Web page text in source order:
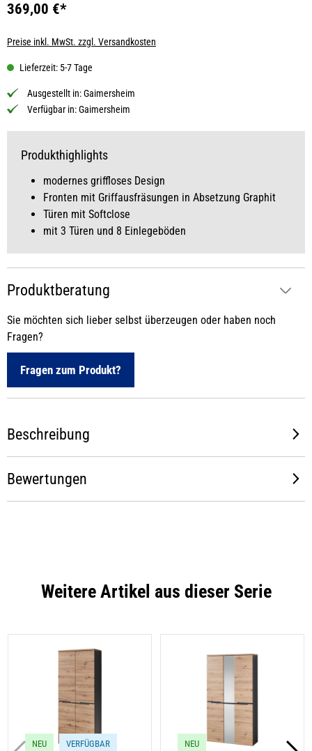
Produkthighlights
modernes griffloses Design
Fronten mit Griffausfräsungen in Absetzung Graphit
Türen mit Softclose
mit 3 Türen und 8 Einlegeböden
369,00 €*
Preise inkl. MwSt. zzgl. Versandkosten
Lieferzeit: 5-7 Tage
Ausgestellt in:Gaimersheim
Verfügbar in:Gaimersheim
Produktberatung
Sie möchten sich lieber selbst überzeugen oder haben noch
Fragen?
Fragen zum Produkt?
Beschreibung
Bewertungen
Weitere Artikel aus dieser Serie
NEU VERFÜGBAR NEU